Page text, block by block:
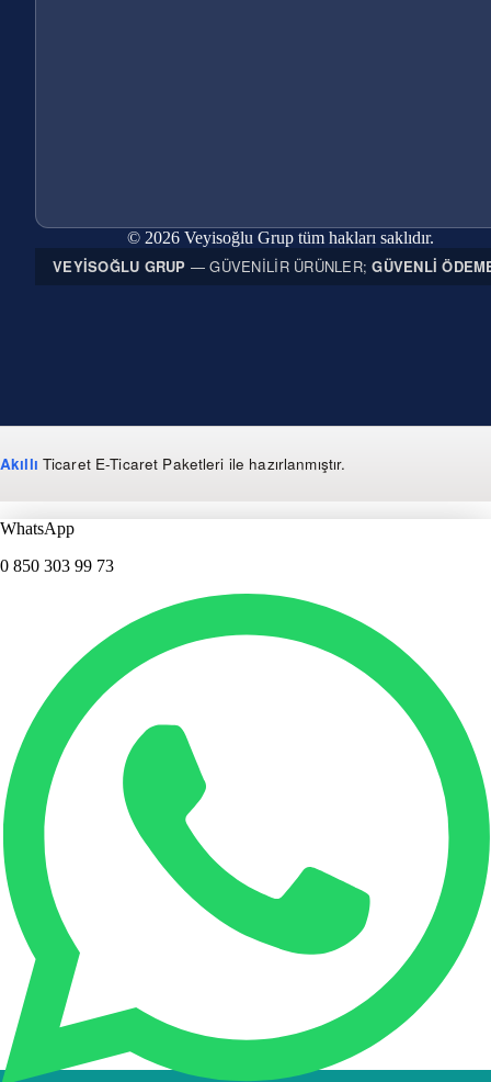
© 2026 Veyisoğlu Grup tüm hakları saklıdır.
VEYISOĞLU GRUP — GÜVENILIR ÜRÜNLER;GÜVENLI
Akıllı Ticaret E-Ticaret Paketleri ile hazırlanmıştır.
WhatsApp
0 850 303 99 73